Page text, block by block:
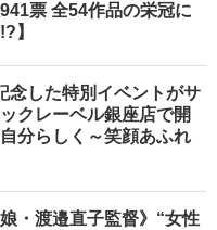
票 全54作品の栄冠に
】
念した特別イベントがサ
クレーベル銀座店で開
分らしく～笑顔あふれ
・渡邉直子監督》“女性